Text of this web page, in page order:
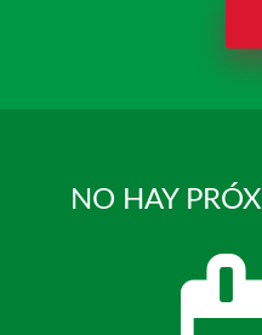
NO HAY